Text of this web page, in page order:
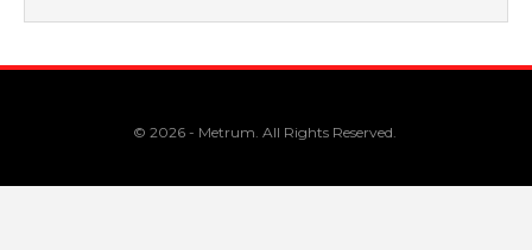
© 2026 - Metrum. All Rights Reserved.